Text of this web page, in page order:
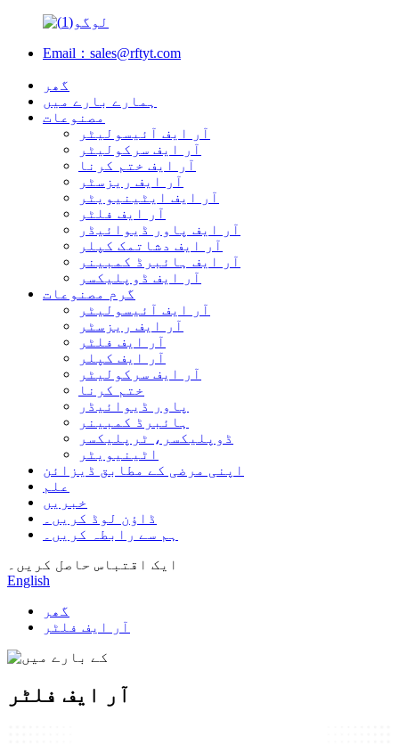
Email：sales@rftyt.com
گھر
ہمارے بارے میں
مصنوعات
آر ایف آئیسولیٹر
آر ایف سرکولیٹر
آر ایف ختم کرنا
آر ایف ریزسٹر
آر ایف ایٹینیویٹر
آر ایف فلٹر
آر ایف پاور ڈیوائیڈر
آر ایف دشاتمک کپلر
آر ایف ہائبرڈ کمبینر
آر ایف ڈوپلیکسر
گرم مصنوعات
آر ایف آئیسولیٹر
آر ایف ریزسٹر
آر ایف فلٹر
آر ایف کپلر
آر ایف سرکولیٹر
ختم کرنا
پاور ڈیوائیڈر
ہائبرڈ کمبینر
ڈوپلیکسر، ٹرپلیکسر
اٹینیویٹر
اپنی مرضی کے مطابق ڈیزائن
علم
خبریں
ڈاؤن لوڈ کریں۔
ہم سے رابطہ کریں۔
ایک اقتباس حاصل کریں۔
English
گھر
آر ایف فلٹر
آر ایف فلٹر